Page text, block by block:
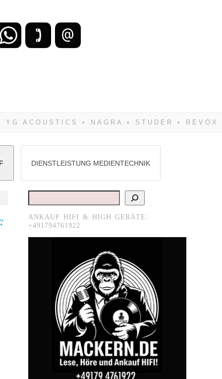
DIENSTLEISTUNG MEDIENTECHNIK
Suchen
ANKAUF HIFI & HIGH GERÄTE:
+491794761922